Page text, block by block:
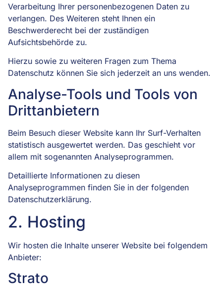
Verarbeitung Ihrer personenbezogenen Daten zu
verlangen. Des Weiteren steht Ihnen ein
Beschwerderecht bei der zuständigen
Aufsichtsbehörde zu.
Hierzu sowie zu weiteren Fragen zum Thema
Datenschutz können Sie sich jederzeit an uns wenden.
Analyse-Tools und Tools von
Dritt­anbietern
Beim Besuch dieser Website kann Ihr Surf-Verhalten
statistisch ausgewertet werden. Das geschieht vor
allem mit sogenannten Analyseprogrammen.
Detaillierte Informationen zu diesen
Analyseprogrammen finden Sie in der folgenden
Datenschutzerklärung.
2. Hosting
Wir hosten die Inhalte unserer Website bei folgendem
Anbieter:
Strato